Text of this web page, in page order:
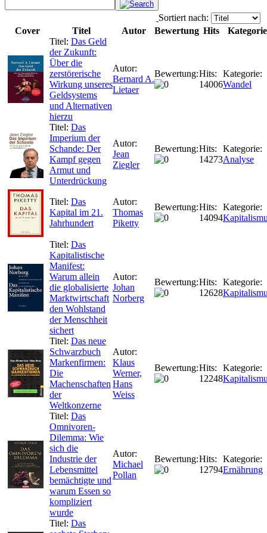
Sortiert nach:
Cover
Titel Autor Bewertung Hits
Kategorie
Titel: Das Geld
der Zukunft:
Über die
zerstörerische
Wirkung unseres
Geldsystems
und Alternativen
hierzu
Autor:
Bernard A.
Lietaer
Bewertung:Hits:
14006
Kategorie:
Wandel
Titel: Das
Imperium der
Schande: Der
Kampf gegen
Armut und
Unterdrückung
Autor:
Jean
Ziegler
Bewertung:Hits:
14273
Kategorie:
Analyse
Titel: Das
Kapital im 21.
Jahrhundert
Autor:
Thomas
Piketty
Bewertung:Hits:
14094
Kategorie:
Titel: Das
Kapitalistische
Manifest:
Warum allein
die globalisierte
Marktwirtschaft
den Wohlstand
der Menschheit
sichert
Autor:
Johan
Norberg
Bewertung:Hits:
12628
Kategorie:
Titel: Das neue
Schwarzbuch
Markenfirmen:
Die
Machenschaften
der
Weltkonzerne
Autor:
Klaus
Werner,
Hans
Weiss
Bewertung:Hits:
12248
Kategorie:
Titel: Das
Omnivoren-
Dilemma: Wie
sich die
Industrie der
Lebensmittel
bemächtigte und
warum Essen so
kompliziert
wurde
Autor:
Michael
Pollan
Bewertung:Hits:
12794
Kategorie:
Ernährung
Titel: Das